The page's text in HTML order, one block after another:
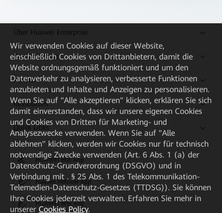
Über Huawei Enterprise
Kaufanleitung
Partner
Ressourcen
Quick Links
HUAWEI eKit App
Huawei HiKnow App
HUAWEI eFly App
Wir verwenden Cookies auf dieser Website,
einschließlich Cookies von Drittanbietern, damit die
Website ordnungsgemäß funktioniert und um den
Datenverkehr zu analysieren, verbesserte Funktionen
anzubieten und Inhalte und Anzeigen zu personalisieren.
Wenn Sie auf "Alle akzeptieren" klicken, erklären Sie sich
damit einverstanden, dass wir unsere eigenen Cookies
und Cookies von Dritten für Marketing- und
Analysezwecke verwenden. Wenn Sie auf "Alle
ablehnen" klicken, werden wir Cookies nur für technisch
notwendige Zwecke verwenden (Art. 6 Abs. 1 (a) der
Datenschutz-Grundverordnung (DSGVO) und in
Verbindung mit . § 25 Abs. 1 des Telekommunikation-
Telemedien-Datenschutz-Gesetzes (TTDSG)). Sie können
Ihre Cookies jederzeit verwalten. Erfahren Sie mehr in
unserer Cookies Policy.